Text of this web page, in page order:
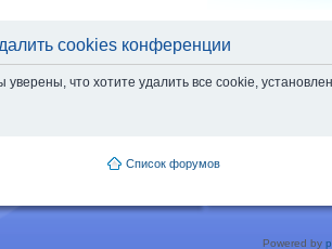
cookies конференции
уверены, что хотите удалить все cookie,
Список форумов
Powered by